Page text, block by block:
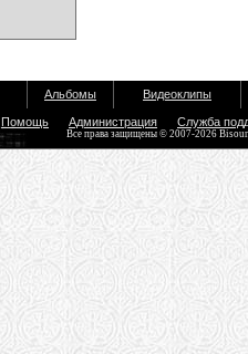
Альбомы Видеоклипы
Помощь Администрация Служба
Все права защищены © 2007-2026